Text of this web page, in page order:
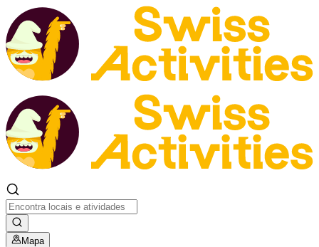
Mapa